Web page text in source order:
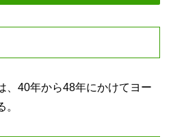
40年から48年にかけてヨー